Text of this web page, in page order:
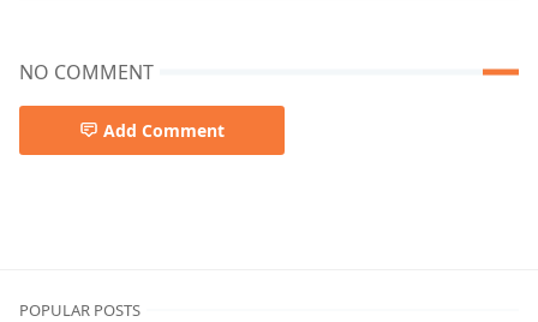
NO COMMENT
Add Comment
POPULAR POSTS